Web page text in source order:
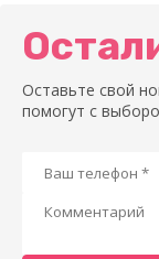
Оставьте свой
помогут с